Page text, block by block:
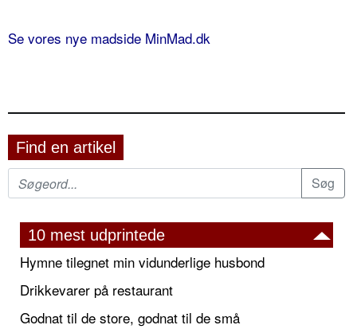
Se vores nye madside MinMad.dk
Find en artikel
10 mest udprintede
Hymne tilegnet min vidunderlige husbond
Drikkevarer på restaurant
Godnat til de store, godnat til de små